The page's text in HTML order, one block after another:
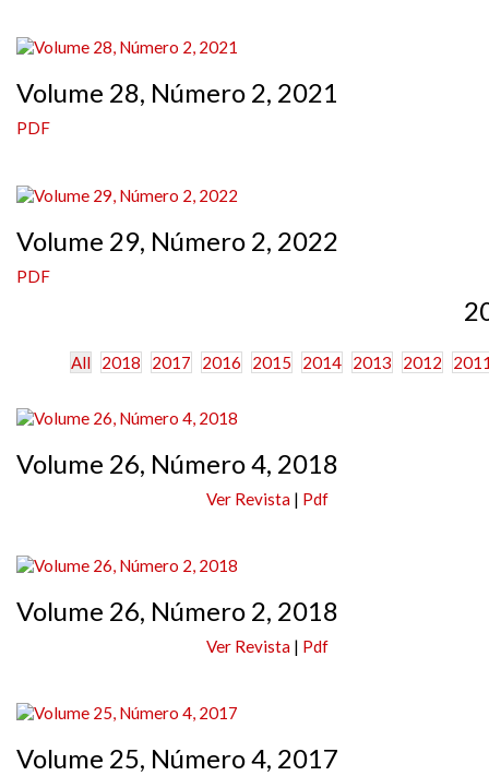
Volume 28, Número 2, 2021
PDF
Volume 29, Número 2, 2022
PDF
All 2018 2017 2016 2015 2014 2013 2012
Volume 26, Número 4, 2018
Ver Revista | Pdf
Volume 26, Número 2, 2018
Ver Revista | Pdf
Volume 25, Número 4, 2017